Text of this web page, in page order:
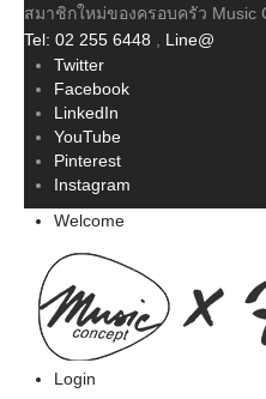
สมาชิกใหม่ของครอบครัว Music
Tel: 02 255 6448
Line@
Twitter
Facebook
LinkedIn
YouTube
Pinterest
Instagram
Welcome
Login